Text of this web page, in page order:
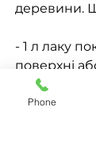
деревини.
- 1 л лаку
поверхні
Phone